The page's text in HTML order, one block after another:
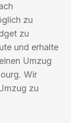
zu
zu
und erhalte
Umzug
Wir
zu